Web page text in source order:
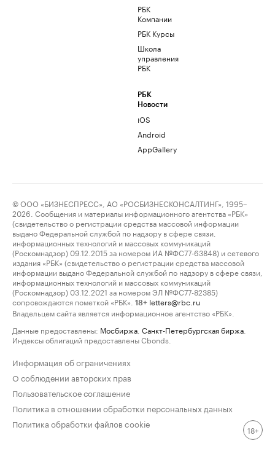
РБК
Компании
РБК Курсы
Школа
управления
РБК
РБК
Новости
iOS
Android
AppGallery
© ООО «БИЗНЕСПРЕСС», АО «РОСБИЗНЕСКОНСАЛТИНГ», 1995–
2026. Сообщения и материалы информационного агентства «РБК»
(свидетельство о регистрации средства массовой информации
выдано Федеральной службой по надзору в сфере связи,
информационных технологий и массовых коммуникаций
(Роскомнадзор) 09.12.2015 за номером ИА №ФС77-63848) и сетевого
издания «РБК» (свидетельство о регистрации средства массовой
информации выдано Федеральной службой по надзору в сфере связи,
информационных технологий и массовых коммуникаций
(Роскомнадзор) 03.12.2021 за номером ЭЛ №ФС77-82385)
сопровождаются пометкой «РБК».
18+ letters@rbc.ru
Владельцем сайта является информационное агентство «РБК».
Данные предоставлены: Мосбиржа Санкт-Петербургская биржа
Индексы облигаций предоставлены Cbonds.
Информация об ограничениях
О соблюдении авторских прав
Пользовательское соглашение
Политика в отношении обработки персональных данных
Политика обработки файлов cookie
18+